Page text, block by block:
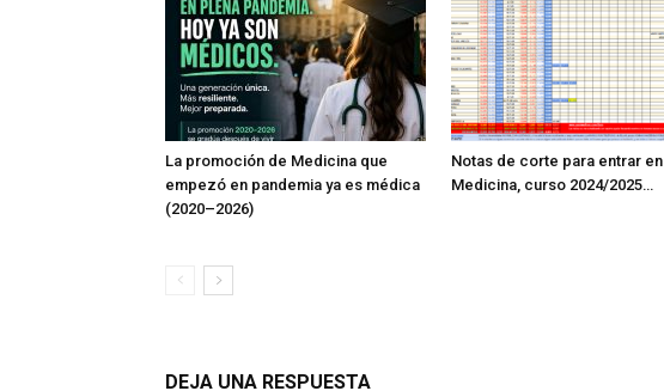
La promoción de Medicina que
empezó en pandemia ya es médica
(2020–2026)
Notas de corte para entrar en
Medicina, curso 2024/2025…
DEJA UNA RESPUESTA